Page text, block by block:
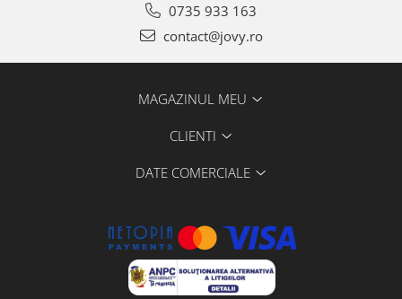
0735 933 163
contact@jovy.ro
MAGAZINUL MEU
CLIENTI
DATE COMERCIALE